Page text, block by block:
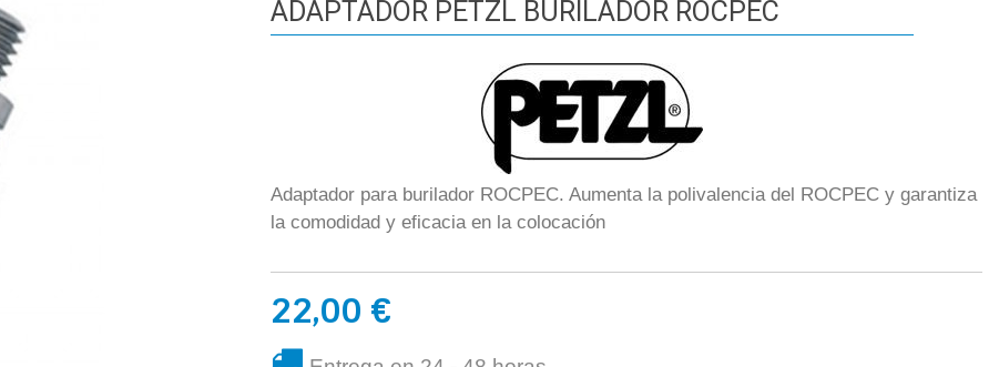
ADAPTADOR PETZL BURILADOR ROCPEC
Adaptador para burilador ROCPEC. Aumenta la polivalencia del ROCPEC y garantiza
la comodidad y eficacia en la colocación
22,00 €